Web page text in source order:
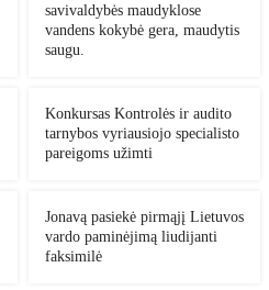
savivaldybės maudyklose
vandens kokybė gera, maudytis
saugu.
Konkursas Kontrolės ir audito
tarnybos vyriausiojo specialisto
pareigoms užimti
Jonavą pasiekė pirmąjį Lietuvos
vardo paminėjimą liudijanti
faksimilė